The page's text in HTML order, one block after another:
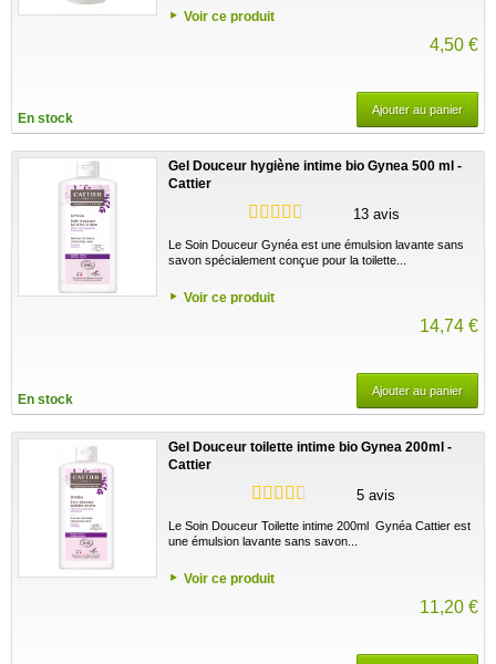
Voir ce produit
4,50 €
En stock
Ajouter au panier
Gel Douceur hygiène intime bio Gynea 500 ml -
Cattier
13 avis
Le Soin Douceur Gynéa est une émulsion lavante sans
savon spécialement conçue pour la toilette...
Voir ce produit
14,74 €
En stock
Ajouter au panier
Gel Douceur toilette intime bio Gynea 200ml -
Cattier
5 avis
Le Soin Douceur Toilette intime 200ml Gynéa Cattier est
une émulsion lavante sans savon...
Voir ce produit
11,20 €